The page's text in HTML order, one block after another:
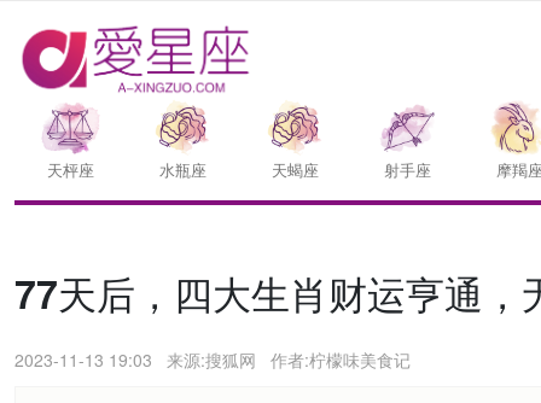
天枰座 水瓶座 天蝎座 射手座 摩羯
77天后，四大生肖财运亨通，
2023-11-13 19:03 来源:搜狐网 作者:柠檬味美食记